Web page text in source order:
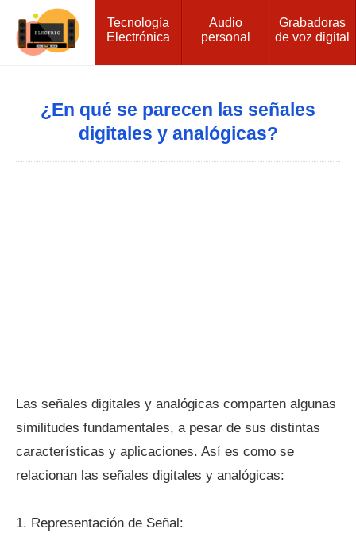
Tecnología
Electrónica
Audio
personal
Grabadoras
de voz digital
¿En qué se parecen las señales
digitales y analógicas?
Las señales digitales y analógicas comparten algunas
similitudes fundamentales, a pesar de sus distintas
características y aplicaciones. Así es como se
relacionan las señales digitales y analógicas:
1. Representación de Señal: